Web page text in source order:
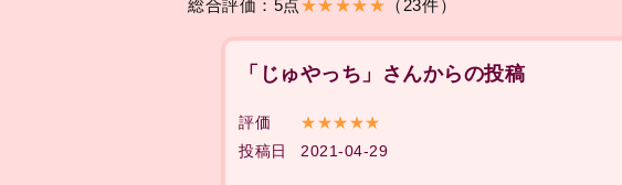
総合評価：5点★★★★★ （23件）
「じゅやっち」さんからの投稿
評価
★★★★★
投稿日
2021-04-29